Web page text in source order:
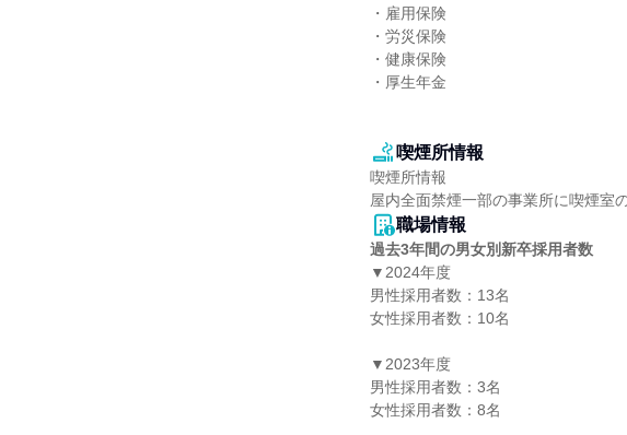
・雇用保険
・労災保険
・健康保険
・厚生年金
喫煙所情報
喫煙所情報
屋内全面禁煙一部の事業所に喫煙室
職場情報
過去3年間の男女別新卒採用者数
▼2024年度
男性採用者数：13名
女性採用者数：10名
▼2023年度
男性採用者数：3名
女性採用者数：8名